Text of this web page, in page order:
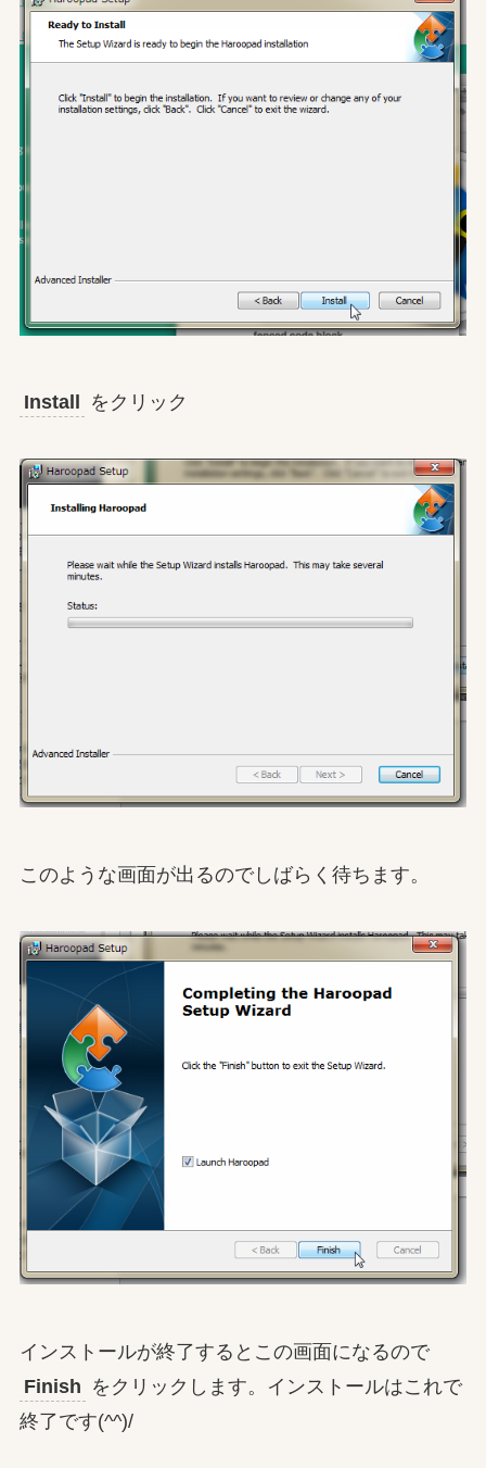
Install をクリック
このような画面が出るのでしばらく待ちます。
インストールが終了するとこの画面になるので
Finish をクリックします。インストールはこれで
終了です(^^)/